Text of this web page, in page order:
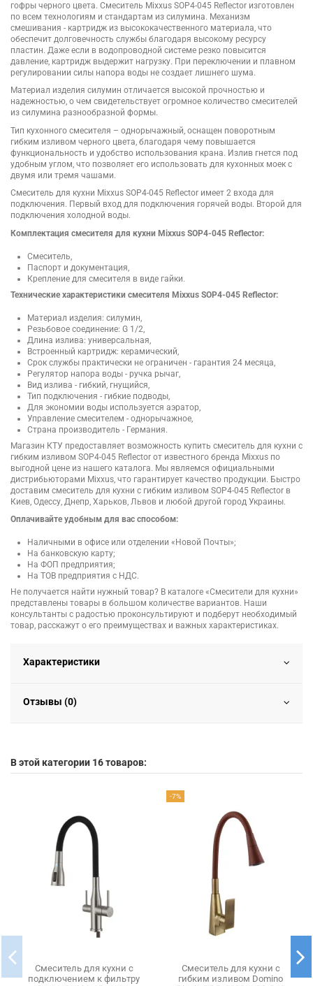
гофры черного цвета. Смеситель Mixxus SOP4-045 Reflector изготовлен
по всем технологиям и стандартам из силумина. Механизм
смешивания - картридж из высококачественного материала, что
обеспечит долговечность службы благодаря высокому ресурсу
пластин. Даже если в водопроводной системе резко повысится
давление, картридж выдержит нагрузку. При переключении и плавном
регулировании силы напора воды не создает лишнего шума.
Материал изделия силумин отличается высокой прочностью и
надежностью, о чем свидетельствует огромное количество смесителей
из силумина разнообразной формы.
Тип кухонного смесителя – однорычажный, оснащен поворотным
гибким изливом черного цвета, благодаря чему повышается
функциональность и удобство использования крана. Излив гнется под
удобным углом, что позволяет его использовать для кухонных моек с
двумя или тремя чашами.
Смеситель для кухни Mixxus SOP4-045 Reflector имеет 2 входа для
подключения. Первый вход для подключения горячей воды. Второй для
подключения холодной воды.
Комплектация смесителя для кухни Mixxus SOP4-045 Reflector:
Смеситель,
Паспорт и документация,
Крепление для смесителя в виде гайки.
Технические характеристики смесителя Mixxus SOP4-045 Reflector:
Материал изделия: силумин,
Резьбовое соединение: G 1/2,
Длина излива: универсальная,
Встроенный картридж: керамический,
Срок службы практически не ограничен - гарантия 24 месяца,
Регулятор напора воды - ручка рычаг,
Вид излива - гибкий, гнущийся,
Тип подключения - гибкие подводы,
Для экономии воды используется аэратор,
Управление смесителем - однорычажное,
Страна производитель - Германия.
Магазин КТУ предоставляет возможность купить смеситель для кухни с
гибким изливом SOP4-045 Reflector от известного бренда Mixxus по
выгодной цене из нашего каталога. Мы являемся официальными
дистрибьюторами Mixxus, что гарантирует качество продукции. Быстро
доставим смеситель для кухни с гибким изливом SOP4-045 Reflector в
Киев, Одессу, Днепр, Харьков, Львов и любой другой город Украины.
Оплачивайте удобным для вас способом:
Наличными в офисе или отделении «Новой Почты»;
На банковскую карту;
На ФОП предприятия;
На ТОВ предприятия с НДС.
Не получается найти нужный товар? В каталоге «Смесители для кухни»
представлены товары в большом количестве вариантов. Наши
консультанты с радостью проконсультируют и подберут необходимый
товар, расскажут о его преимуществах и важных характеристиках.
Характеристики
Отзывы (0)
В этой категории 16 товаров:
Смеситель для кухни с
подключением к фильтру
-7%
Смеситель для кухни с
гибким изливом Domino